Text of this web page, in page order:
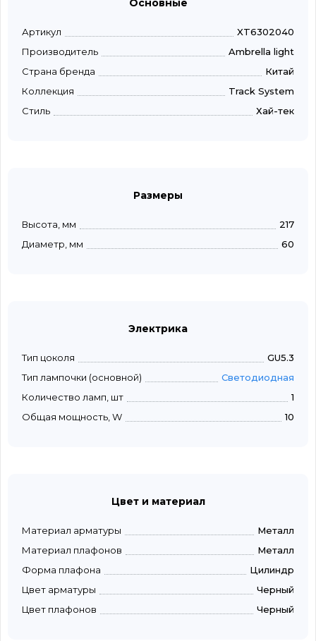
Основные
Артикул
XT6302040
Производитель
Ambrella light
Страна бренда
Китай
Коллекция
Track System
Стиль
Хай-тек
Размеры
Высота, мм
217
Диаметр, мм
60
Электрика
Тип цоколя
GU5.3
Тип лампочки (основной)
Светодиодная
Количество ламп, шт
1
Общая мощность, W
10
Цвет и материал
Материал арматуры
Металл
Материал плафонов
Металл
Форма плафона
Цилиндр
Цвет арматуры
Черный
Цвет плафонов
Черный